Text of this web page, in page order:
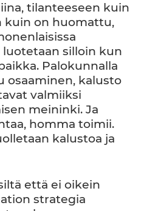
tilanteeseen kuin
kuin on huomattu,
luotetaan silloin kun
Palokunnalla
osaaminen, kalusto
valmiiksi
meininki. Ja
homma toimii.
kalustoa ja
että ei oikein
strategia